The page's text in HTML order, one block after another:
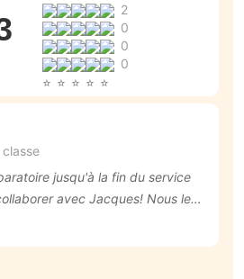
2
0
0
0
jusqu'à la fin du service
avec Jacques! Nous le